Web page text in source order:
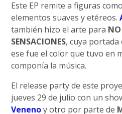
Este EP remite a figuras
elementos suaves y etéreos.
también hizo el arte para
SENSACIONES, cuya portada
ese fue el color que tuvo en
componía la música.
El release party de este
jueves 29 de julio con un
Venenoy otro por parte de